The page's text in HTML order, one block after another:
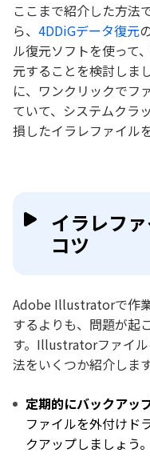
ここまで紹介した方法
ら、 4DDiGデータ復元
ル復元ソフトを使って
元することを検討しま
に、ワンクリックでフ
ていて、システムクラ
損したイラレファイル
イラレフ
コツ
Adobe Illustratorで作
するよりも、問題が起
す。Illustratorファイ
法をいくつか紹介します
定期的にバックアッ
ファイルを外付けド
クアップしましょう